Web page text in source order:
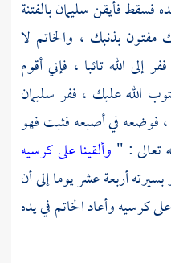
فسقط فأيقنسليمانبالفتنة
مفتون بذنبك ، والخاتم لا
الله تائبا ، فإني أقوم
الله عليك ، ففر سليمان
، فوضعه في أصبعه فثبت فهو
تعالى : " وألقينا على كرسيه
أربعة عشر يوما إلى أن
كرسيه وأعاد الخاتم في يده